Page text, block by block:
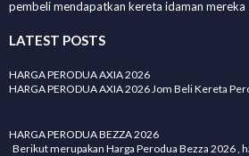
pembeli mendapatkan kereta idaman mereka
LATEST POSTS
HARGA PERODUA AXIA 2026
HARGA PERODUA AXIA 2026 Jom Beli Kereta
HARGA PERODUA BEZZA 2026
Berikut merupakan Harga Perodua Bezza 2026 ,